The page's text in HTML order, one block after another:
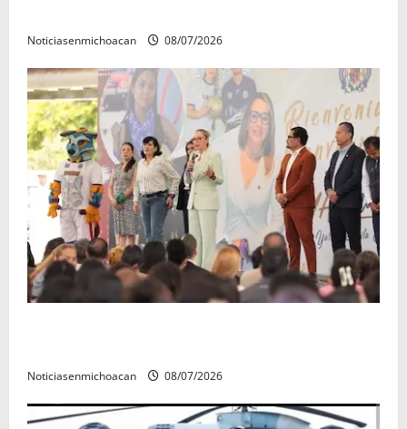
Noticiasenmichoacan 08/07/2026
Noticiasenmichoacan 08/07/2026